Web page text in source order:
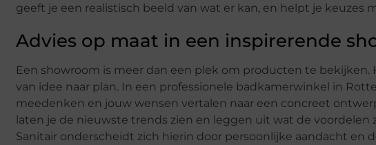
geeft je een realistisch beeld van wat er kan, en helpt je keuzes
Advies op maat in een inspirerende
Een showroom is meer dan een plek om producten te
van idee naar plan. In een professionele badkamerwinkel in
meedenken en jouw wensen vertalen naar een concreet
laten je de nieuwste trends zien en leggen uit wat de voordelen
Sanitair onderscheidt zich hierin door persoonlijke aandacht en